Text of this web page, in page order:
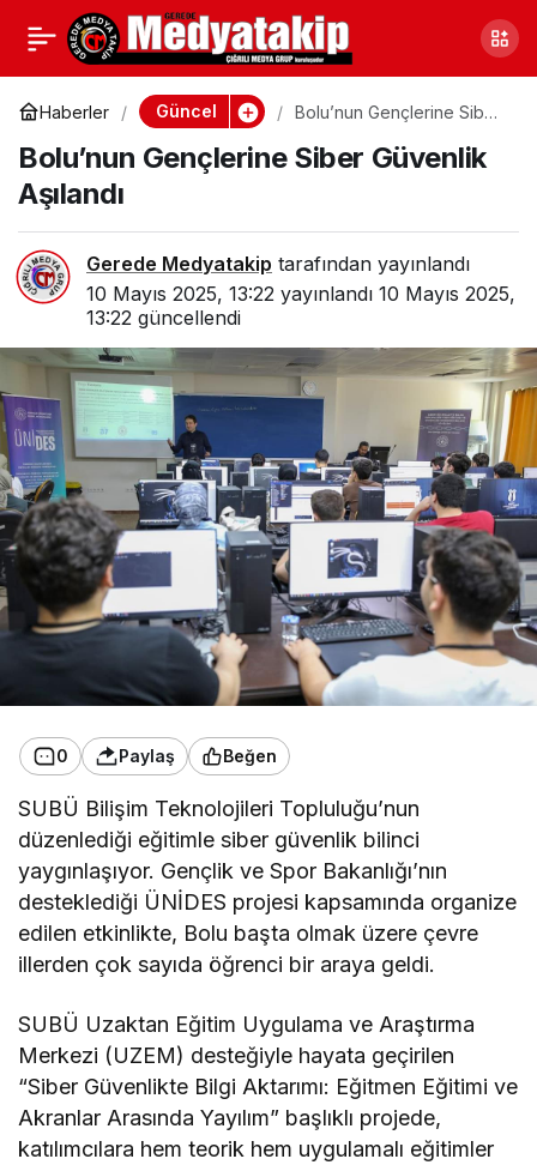
Haberler Güncel
Bolu’nun Gençlerine Siber
Bolu’nun Gençlerine Siber Güvenlik
Aşılandı
Gerede Medyatakip tarafından yayınlandı
10 Mayıs 2025, 13:22 yayınlandı 10 Mayıs 2025,
13:22 güncellendi
0 Paylaş Beğen
SUBÜ Bilişim Teknolojileri Topluluğu’nun
düzenlediği eğitimle siber güvenlik bilinci
yaygınlaşıyor. Gençlik ve Spor Bakanlığı’nın
desteklediği ÜNİDES projesi kapsamında organize
edilen etkinlikte, Bolu başta olmak üzere çevre
illerden çok sayıda öğrenci bir araya geldi.
SUBÜ Uzaktan Eğitim Uygulama ve Araştırma
Merkezi (UZEM) desteğiyle hayata geçirilen
“Siber Güvenlikte Bilgi Aktarımı: Eğitmen Eğitimi ve
Akranlar Arasında Yayılım” başlıklı projede,
katılımcılara hem teorik hem uygulamalı eğitimler
Gerede’nin Meşhur
Kokoreççisi Açıldı
Paylaş